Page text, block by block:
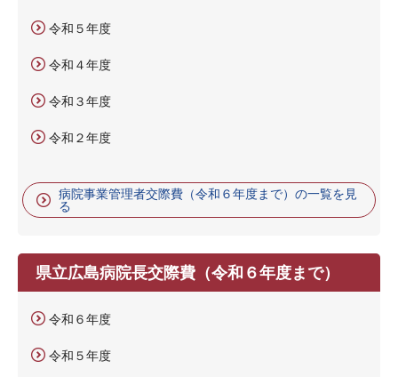
令和５年度
令和４年度
令和３年度
令和２年度
病院事業管理者交際費（令和６年度まで）の一覧を見
る
県立広島病院長交際費（令和６年度まで）
令和６年度
令和５年度